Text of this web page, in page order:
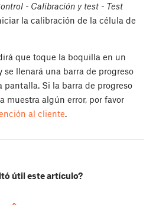
- Calibración y test - Test
la calibración de la célula de
que toque la boquilla en un
se llenará una barra de progreso
pantalla. Si la barra de progreso
muestra algún error, por favor
al cliente.
útil este artículo?